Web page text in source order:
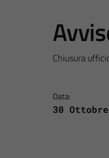
Chiusura
Data:
30